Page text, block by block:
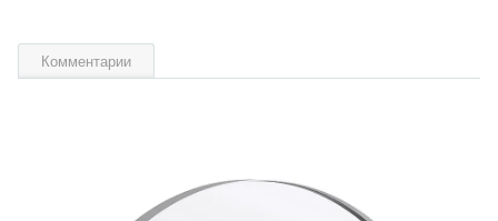
Комментарии